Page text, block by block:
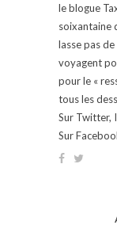
le blogue
soixantaine
lasse pas
voyagent
pour le «
tous les
Sur Twitter,
Sur